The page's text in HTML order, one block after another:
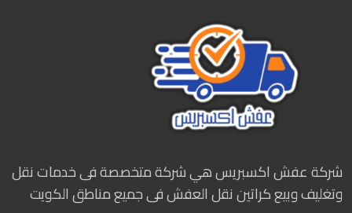
شركة عفش اكسبريس هي شركة متخصصة فى خدمات نقل
وتغليف وبيع كراتين نقل العفش فى جميع مناطق الكويت